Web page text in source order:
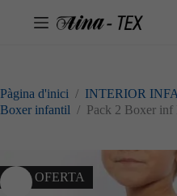
Pàgina d'inici / INTERIOR
Boxer infantil / Pack 2 Boxer
10% OFERTA